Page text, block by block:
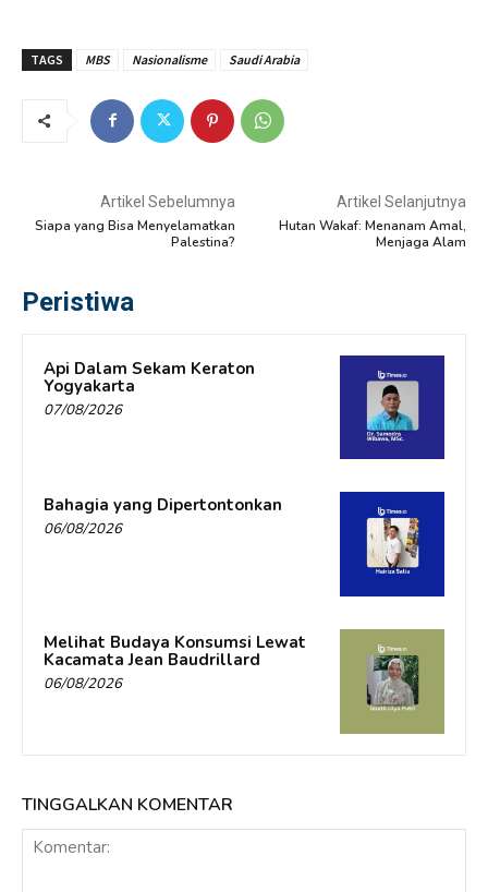
TAGS MBS Nasionalisme Saudi Arabia
Artikel Sebelumnya
Siapa yang Bisa Menyelamatkan
Palestina?
Artikel Selanjutnya
Hutan Wakaf: Menanam Amal,
Menjaga Alam
Peristiwa
Api Dalam Sekam Keraton
Yogyakarta
07/08/2026
Bahagia yang Dipertontonkan
06/08/2026
Melihat Budaya Konsumsi Lewat
Kacamata Jean Baudrillard
06/08/2026
TINGGALKAN KOMENTAR